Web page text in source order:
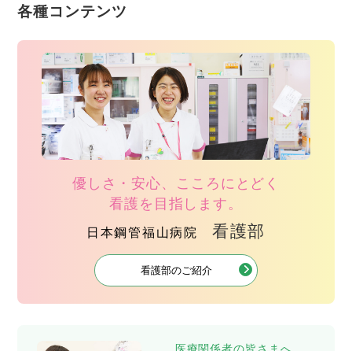
各種コンテンツ
優しさ・安心、こころにとどく
看護を目指します。
日本鋼管福山病院 看護部
看護部のご紹介